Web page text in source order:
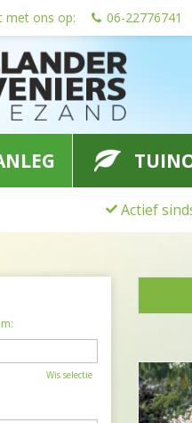
met ons op: 06-22776741
Actief
Wis selectie